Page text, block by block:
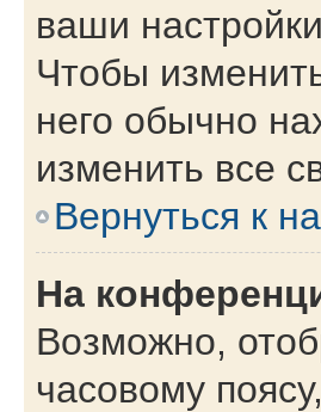
ваши
Чтобы
него обычно
изменить все
Вернуться к
На
Возможно,
часовому